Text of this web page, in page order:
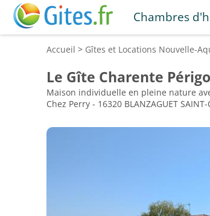
Chambres
Accueil > Gîtes et Locations Nouvelle-
Le Gîte Charente
Maison individuelle en pleine nature
Chez Perry - 16320 BLANZAGUET SAINT-